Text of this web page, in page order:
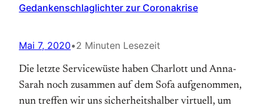
Gedankenschlaglichter zur Coronakrise
Mai 7, 2020•2 Minuten Lesezeit
Die letzte Servicewüste haben Charlott und Anna-
Sarah noch zusammen auf dem Sofa aufgenommen,
nun treffen wir uns sicherheitshalber virtuell, um